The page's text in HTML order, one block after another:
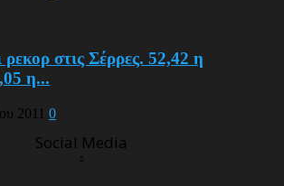
στις Σέρρες. 52,42 η
η...
2011 0
Social Media